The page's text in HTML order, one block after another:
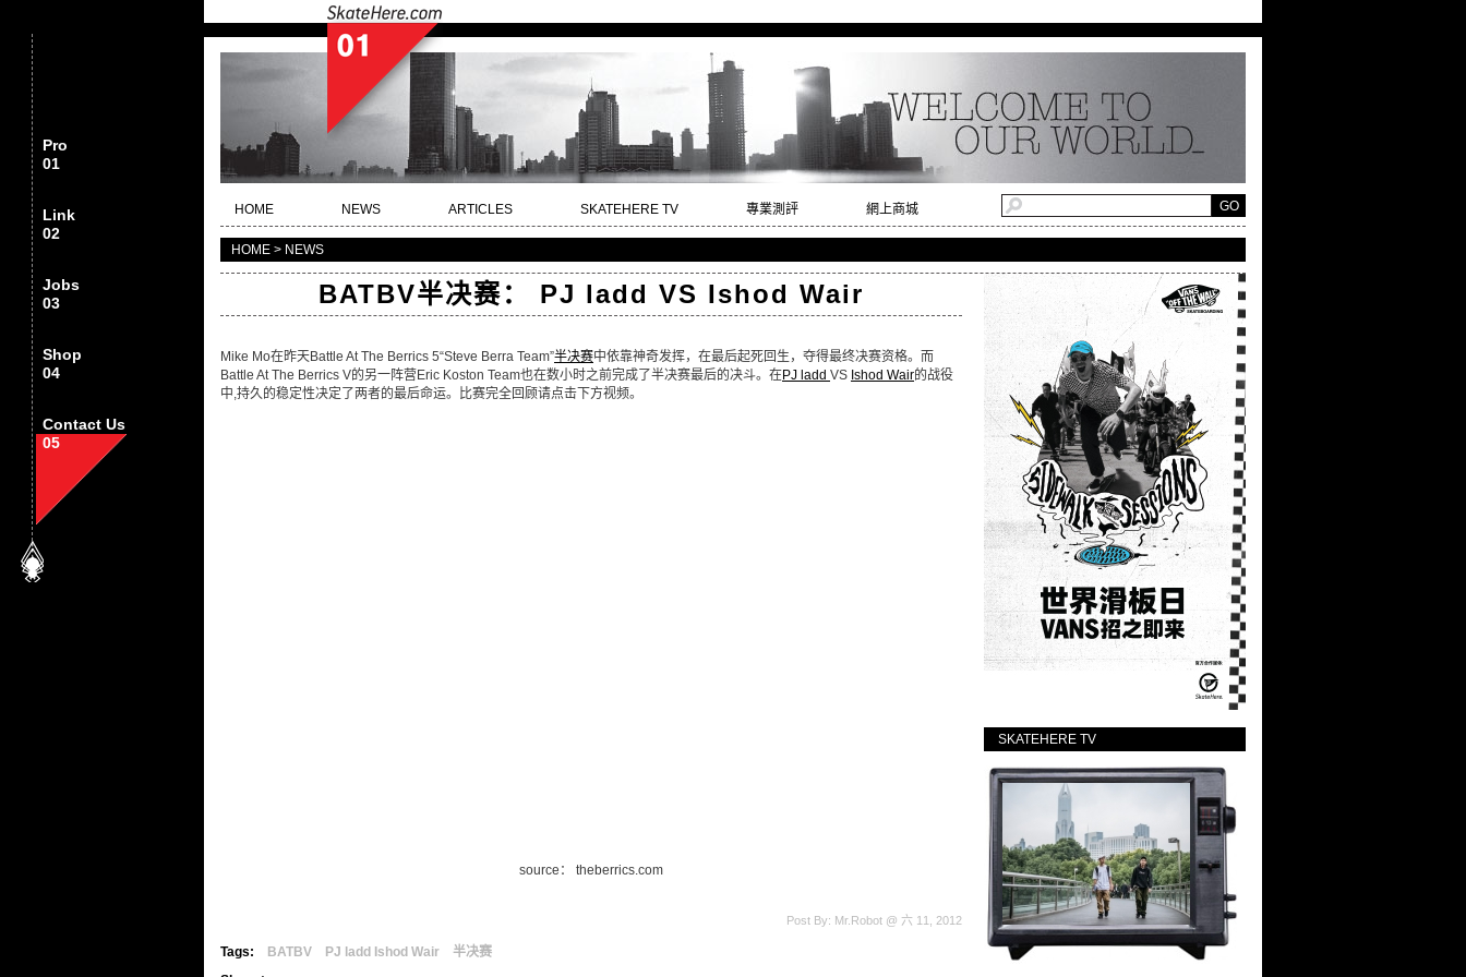
Pro
01
Link
02
Jobs
03
Shop
04
Contact Us
05
HOME NEWS ARTICLES SKATEHERE TV 專業測評 網上商城
HOME > NEWS
BATBV半决赛： PJ ladd VS Ishod Wair
Mike Mo在昨天Battle At The Berrics 5“Steve Berra Team”半决赛中依靠神奇发挥，在最后起死回生，夺得最终决赛资格。而
Battle At The Berrics V的另一阵营Eric Koston Team也在数小时之前完成了半决赛最后的决斗。在PJ ladd VS Ishod Wair的战役
中,持久的稳定性决定了两者的最后命运。比赛完全回顾请点击下方视频。
source： theberrics.com
Post By: Mr.Robot @ 六 11, 2012
Tags: BATBV PJ ladd Ishod Wair
半决赛
SKATEHERE TV